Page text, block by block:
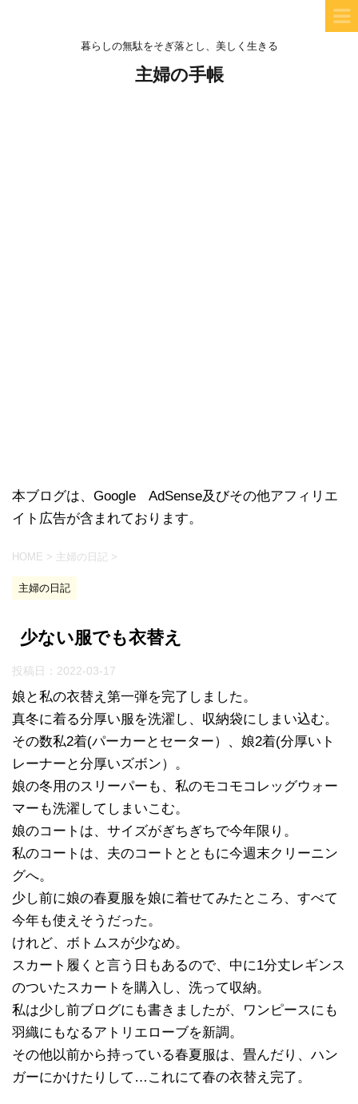
暮らしの無駄をそぎ落とし、美しく生きる
主婦の手帳
本ブログは、Google AdSense及びその他アフィリエ
イト広告が含まれております。
HOME > 主婦の日記 >
主婦の日記
少ない服でも衣替え
投稿日： 2022-03-17
娘と私の衣替え第一弾を完了しました。
真冬に着る分厚い服を洗濯し、収納袋にしまい込む。
その数私2着(パーカーとセーター）、娘2着(分厚いト
レーナーと分厚いズボン）。
娘の冬用のスリーパーも、私のモコモコレッグウォー
マーも洗濯してしまいこむ。
娘のコートは、サイズがぎちぎちで今年限り。
私のコートは、夫のコートとともに今週末クリーニン
グへ。
少し前に娘の春夏服を娘に着せてみたところ、すべて
今年も使えそうだった。
けれど、ボトムスが少なめ。
スカート履くと言う日もあるので、中に1分丈レギンス
のついたスカートを購入し、洗って収納。
私は少し前ブログにも書きましたが、ワンピースにも
羽織にもなるアトリエローブを新調。
その他以前から持っている春夏服は、畳んだり、ハン
ガーにかけたりして…これにて春の衣替え完了。